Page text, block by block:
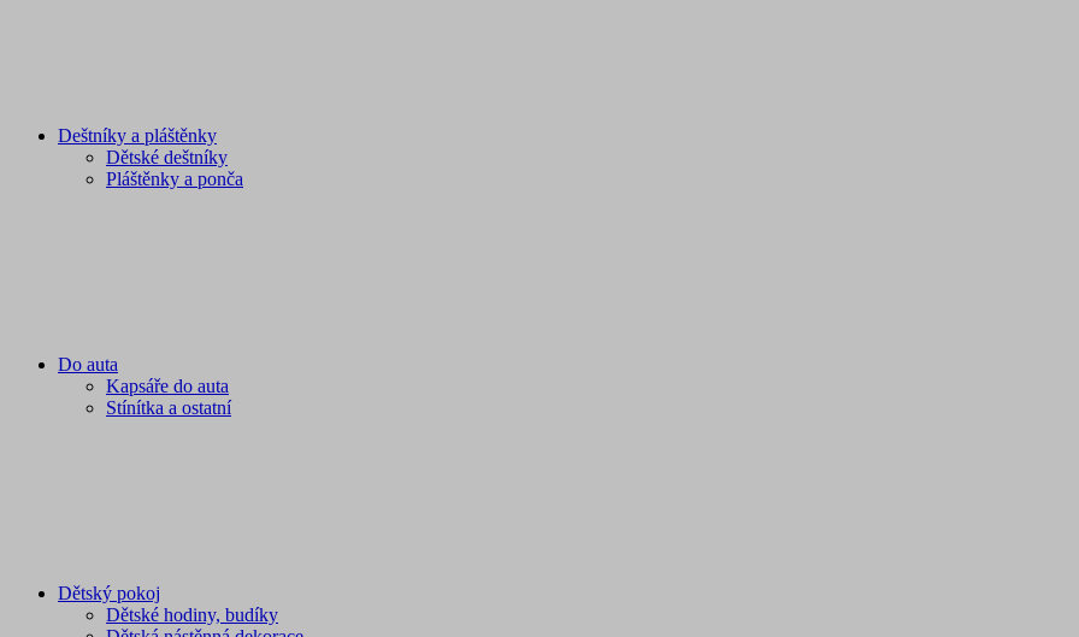
Deštníky a pláštěnky
Dětské deštníky
Pláštěnky a ponča
Do auta
Kapsáře do auta
Stínítka a ostatní
Dětský pokoj
Dětské hodiny, budíky